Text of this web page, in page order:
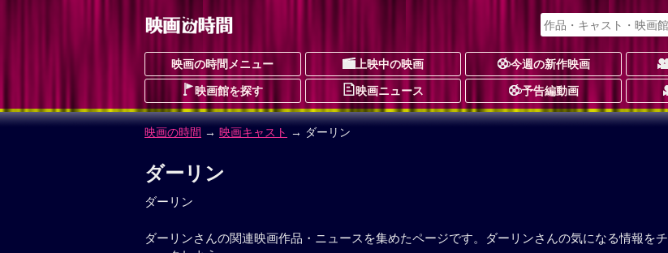
映画の時間メニュー 上映中の映画 今週の新作映画
映画館を探す 映画ニュース 予告編動画
映画の時間 → 映画キャスト → ダーリン
ダーリン
ダーリン
ダーリンさんの関連映画作品・ニュースを集めたページです。ダーリンさんの気になる情報をチ